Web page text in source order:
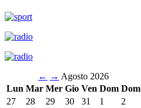
← → Agosto 2026
Lun Mar Mer Gio Ven Dom Dom
27
28 29 30 31 1
2